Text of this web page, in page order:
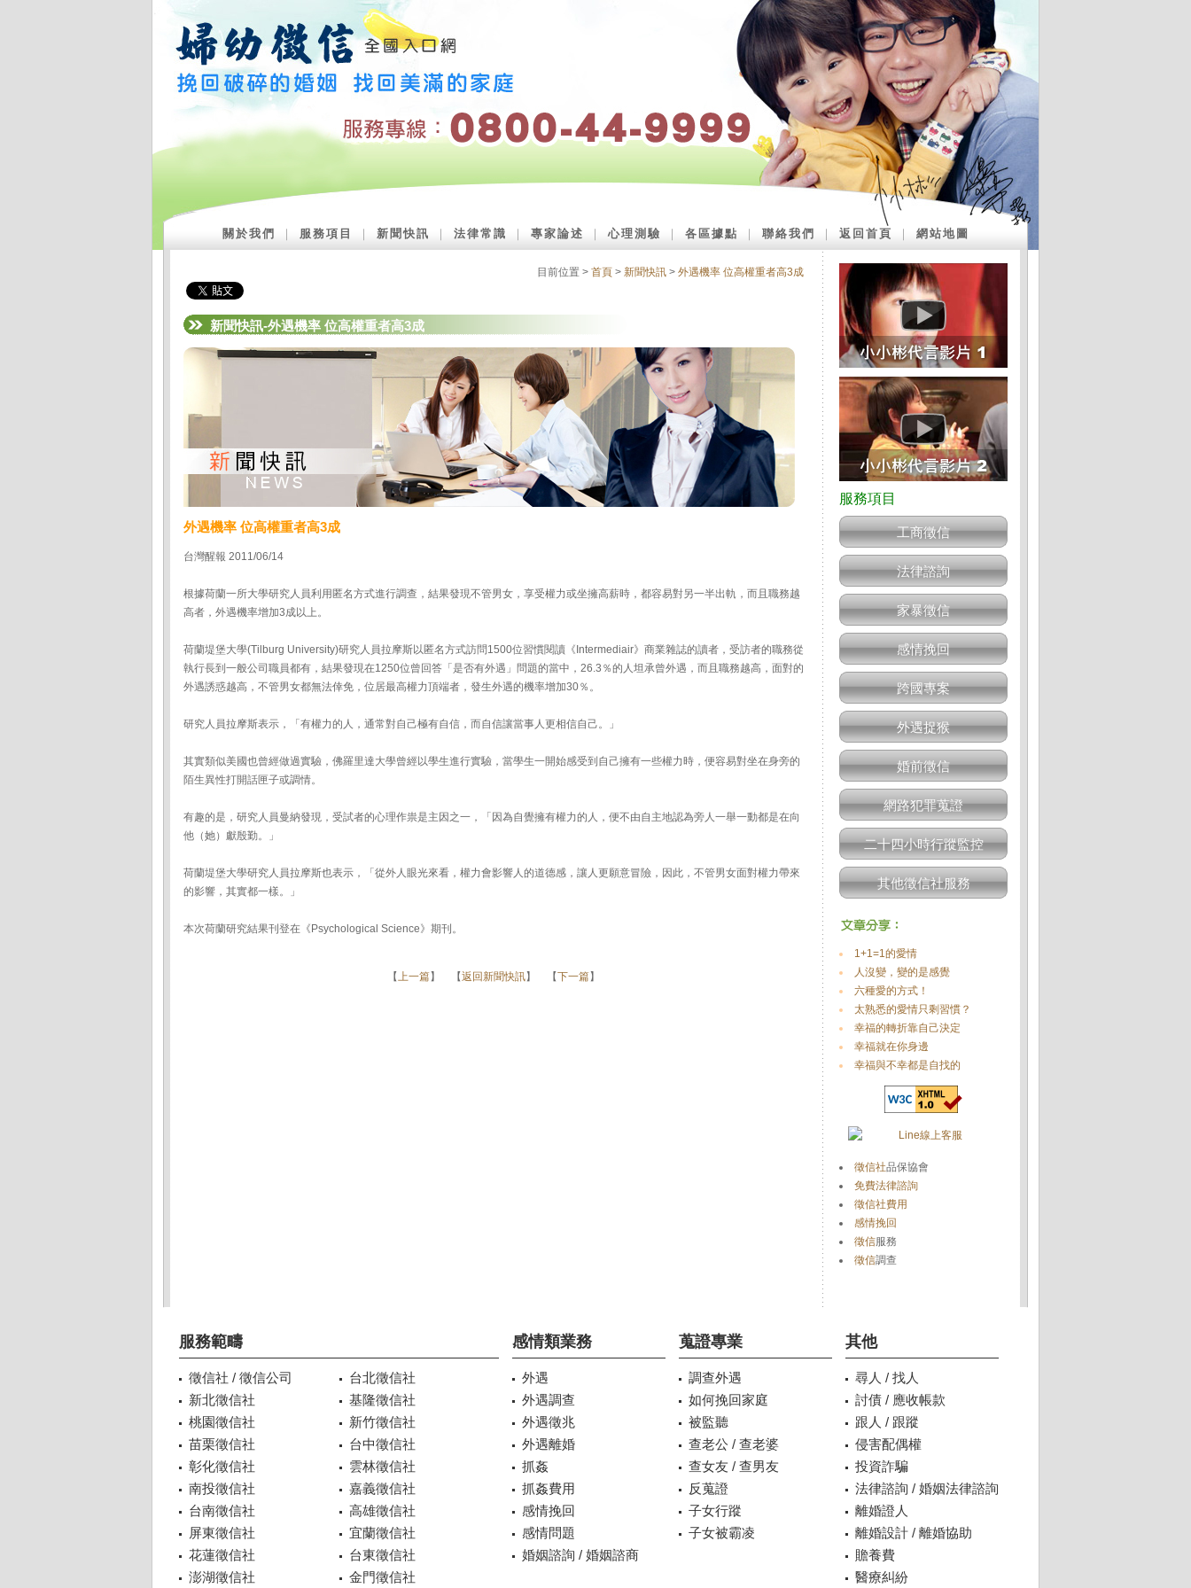
關於我們 服務項目 新聞快訊 法律常識 專家論述 ｜心理測驗 各區據點 聯絡我們 返回首頁 網站地圖
目前位置 > 首頁 > 新聞快訊 > 外遇機率 位高權重者高3成
新聞快訊-外遇機率 位高權重者高3成
外遇機率 位高權重者高3成
台灣醒報 2011/06/14
根據荷蘭一所大學研究人員利用匿名方式進行調查，結果發現不管男女，享受權力或坐擁高薪時，都容易對另一半出軌，而且職務越
高者，外遇機率增加3成以上。
荷蘭堤堡大學(Tilburg University)研究人員拉摩斯以匿名方式訪問1500位習慣閱讀《Intermediair》商業雜誌的讀者，受訪者的職務從
執行長到一般公司職員都有，結果發現在1250位曾回答「是否有外遇」問題的當中，26.3％的人坦承曾外遇，而且職務越高，面對的
外遇誘惑越高，不管男女都無法倖免，位居最高權力頂端者，發生外遇的機率增加30％。
研究人員拉摩斯表示，「有權力的人，通常對自己極有自信，而自信讓當事人更相信自己。」
其實類似美國也曾經做過實驗，佛羅里達大學曾經以學生進行實驗，當學生一開始感受到自己擁有一些權力時，便容易對坐在身旁的
陌生異性打開話匣子或調情。
有趣的是，研究人員曼納發現，受試者的心理作祟是主因之一，「因為自覺擁有權力的人，便不由自主地認為旁人一舉一動都是在向
他（她）獻殷勤。」
荷蘭堤堡大學研究人員拉摩斯也表示，「從外人眼光來看，權力會影響人的道德感，讓人更願意冒險，因此，不管男女面對權力帶來
的影響，其實都一樣。」
本次荷蘭研究結果刊登在《Psychological Science》期刊。
【上一篇】 【返回新聞快訊】 【下一篇】
工商徵信
法律諮詢
家暴徵信
感情挽回
跨國專案
外遇捉猴
婚前徵信
網路犯罪蒐證
二十四小時行蹤監控
其他徵信社服務
1+1=1的愛情
人沒變，變的是感覺
六種愛的方式！
太熟悉的愛情只剩習慣？
幸福的轉折靠自己決定
幸福就在你身邊
幸福與不幸都是自找的
徵信社品保協會
免費法律諮詢
徵信社費用
感情挽回
徵信服務
徵信調查
服務範疇
徵信社 / 徵信公司
台北徵信社
新北徵信社
基隆徵信社
桃園徵信社
新竹徵信社
苗栗徵信社
台中徵信社
彰化徵信社
雲林徵信社
南投徵信社
嘉義徵信社
台南徵信社
高雄徵信社
屏東徵信社
宜蘭徵信社
花蓮徵信社
台東徵信社
澎湖徵信社
金門徵信社
感情類業務
外遇
外遇調查
外遇徵兆
外遇離婚
抓姦
抓姦費用
感情挽回
感情問題
婚姻諮詢 / 婚姻諮商
蒐證專業
調查外遇
如何挽回家庭
被監聽
查老公 / 查老婆
查女友 / 查男友
反蒐證
子女行蹤
子女被霸凌
其他
尋人 / 找人
討債 / 應收帳款
跟人 / 跟蹤
侵害配偶權
投資詐騙
法律諮詢 / 婚姻法律諮詢
離婚證人
離婚設計 / 離婚協助
贍養費
醫療糾紛